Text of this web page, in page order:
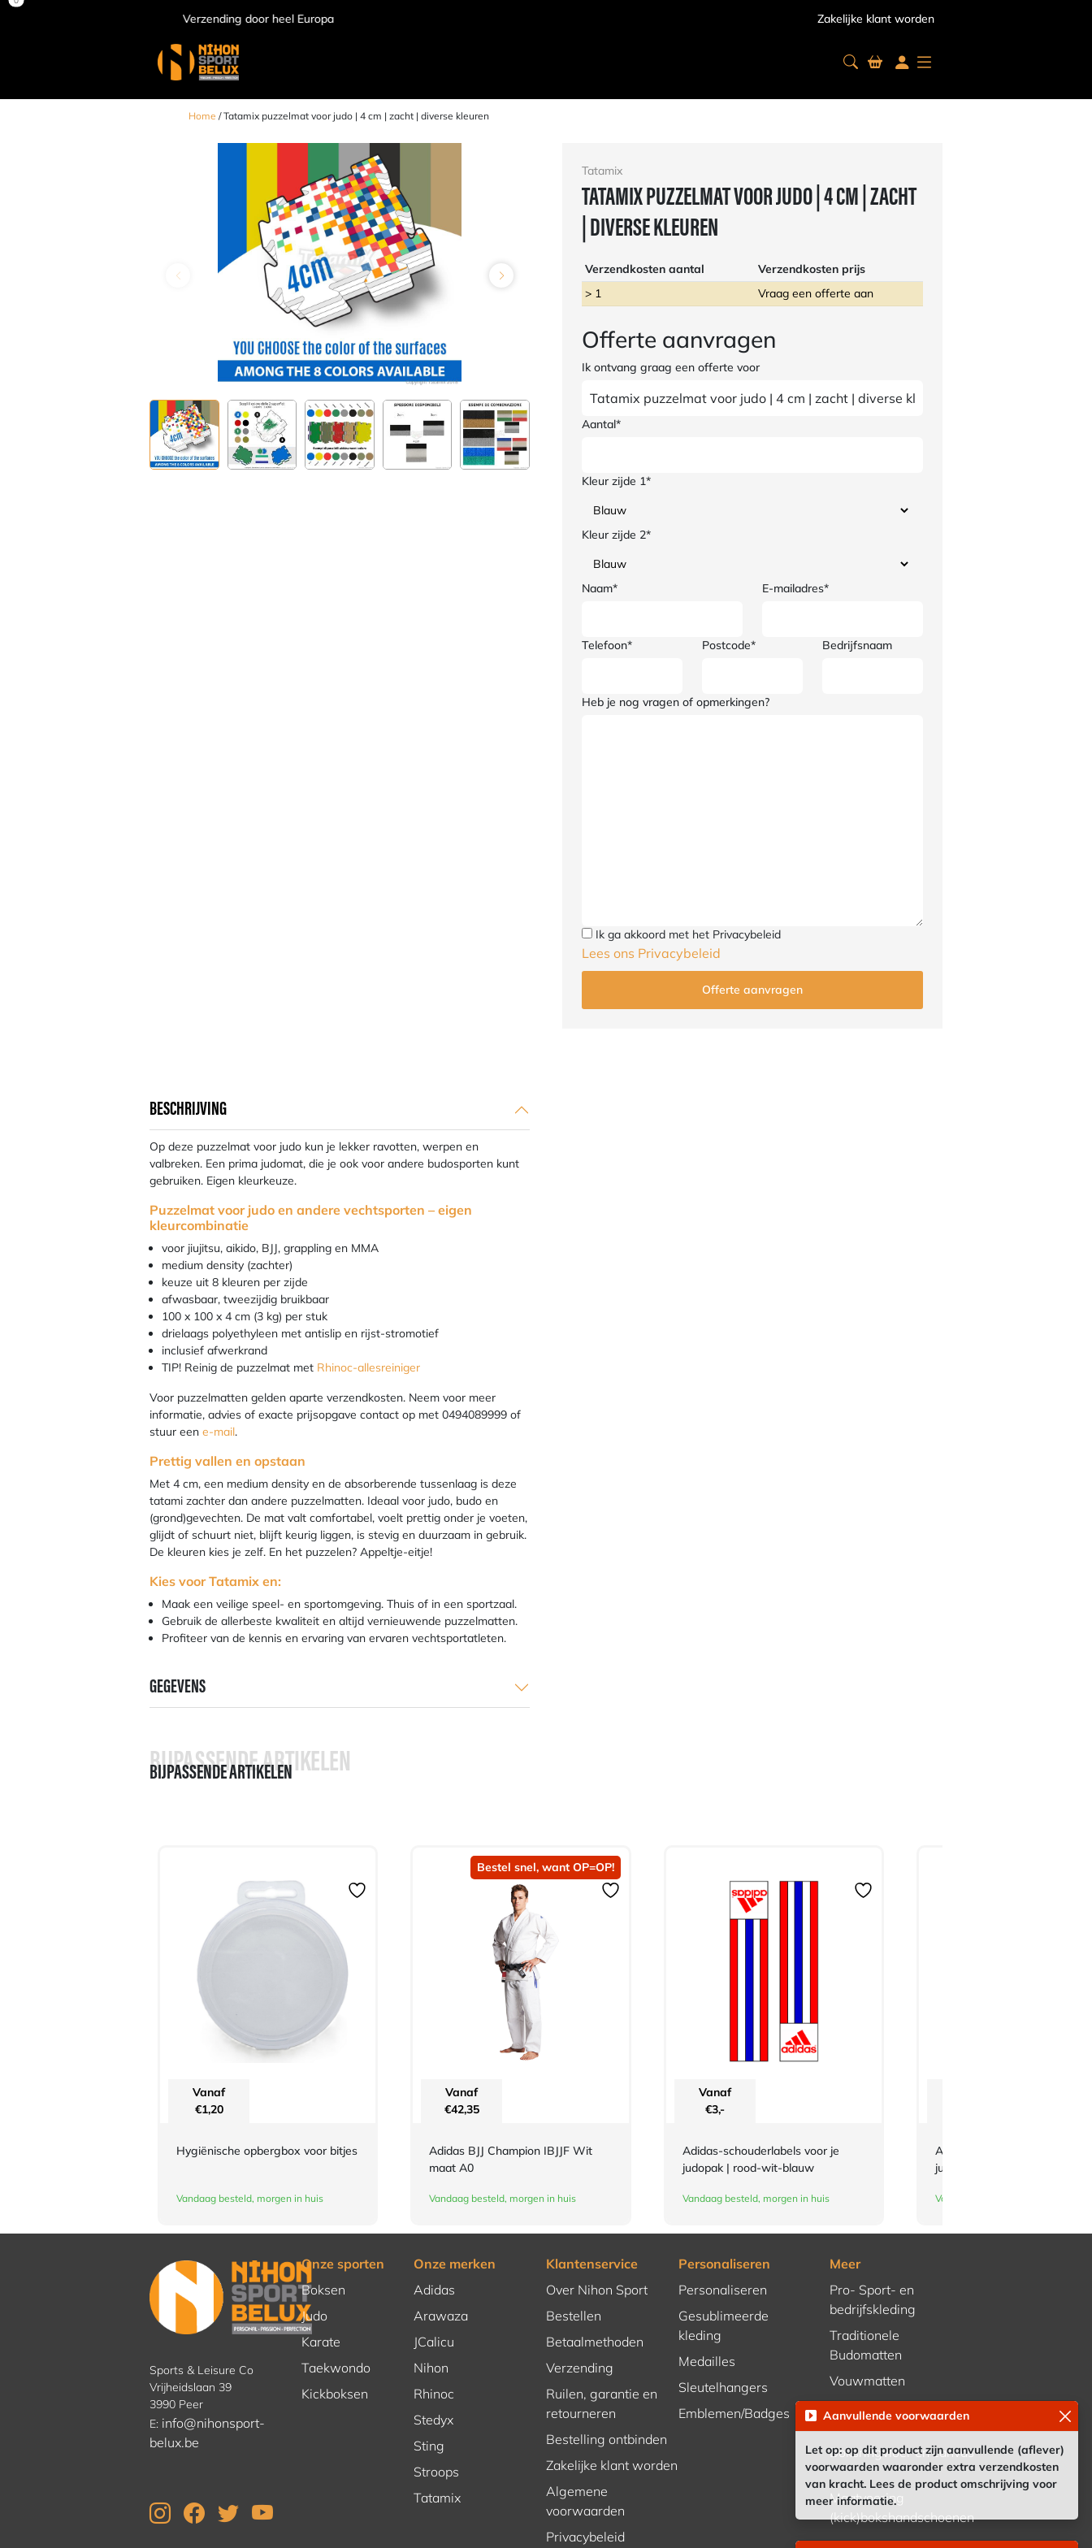
Verzending door heel Europa Zakelijke klant worden
Home / Tatamix puzzelmat voor judo | 4 cm | zacht | diverse kleuren
Tatamix
TATAMIX PUZZELMAT VOOR JUDO | 4 CM | ZACHT
| DIVERSE KLEUREN
Aanvullende voorwaarden
Let op: op dit product zijn aanvullende (aflever)
voorwaarden waaronder extra verzendkosten
van kracht. Lees de product omschrijving voor
meer informatie.
Verzendkosten aantal
Verzendkosten prijs
> 1
Vraag een offerte aan
Offerte aanvragen
Ik ontvang graag een offerte voor
Aantal*
Kleur zijde 1*
Kleur zijde 2*
Naam* E-mailadres*
Telefoon* Postcode* Bedrijfsnaam
Heb je nog vragen of opmerkingen?
Ik ga akkoord met het Privacybeleid
Lees ons Privacybeleid
BESCHRIJVING
Op deze puzzelmat voor judo kun je lekker ravotten, werpen en
valbreken. Een prima judomat, die je ook voor andere budosporten kunt
gebruiken. Eigen kleurkeuze.
Puzzelmat voor judo en andere vechtsporten – eigen
kleurcombinatie
voor jiujitsu, aikido, BJJ, grappling en MMA
medium density (zachter)
keuze uit 8 kleuren per zijde
afwasbaar, tweezijdig bruikbaar
100 x 100 x 4 cm (3 kg) per stuk
drielaags polyethyleen met antislip en rijst-stromotief
inclusief afwerkrand
TIP! Reinig de puzzelmat met Rhinoc-allesreiniger
Voor puzzelmatten gelden aparte verzendkosten. Neem voor meer
informatie, advies of exacte prijsopgave contact op met 0494089999 of
stuur een e-mail.
Prettig vallen en opstaan
Met 4 cm, een medium density en de absorberende tussenlaag is deze
tatami zachter dan andere puzzelmatten. Ideaal voor judo, budo en
(grond)gevechten. De mat valt comfortabel, voelt prettig onder je voeten,
glijdt of schuurt niet, blijft keurig liggen, is stevig en duurzaam in gebruik.
De kleuren kies je zelf. En het puzzelen? Appeltje-eitje!
Kies voor Tatamix en:
Maak een veilige speel- en sportomgeving. Thuis of in een sportzaal.
Gebruik de allerbeste kwaliteit en altijd vernieuwende puzzelmatten.
Profiteer van de kennis en ervaring van ervaren vechtsportatleten.
GEGEVENS
BIJPASSENDE ARTIKELEN
BIJPASSENDE ARTIKELEN
Vanaf
€1,20
Hygiënische opbergbox voor bitjes
Vandaag besteld, morgen in huis
Bestel snel, want OP=OP!
Vanaf
€42,35
Adidas BJJ Champion IBJJF Wit
maat A0
Vandaag besteld, morgen in huis
Vanaf
€3,-
Adidas-schouderlabels voor je
judopak | rood-wit-blauw
Vandaag besteld, morgen in huis
Adidas-schouderlabels voor je
judopak | wit
Vandaag besteld, morgen in huis
Sports & Leisure Co
Vrijheidslaan 39
3990 Peer
E: info@nihonsport-
belux.be
Onze sporten
Boksen
Judo
Karate
Taekwondo
Kickboksen
Onze merken
Adidas
Arawaza
JCalicu
Nihon
Rhinoc
Stedyx
Sting
Stroops
Tatamix
Klantenservice
Over Nihon Sport
Bestellen
Betaalmethoden
Verzending
Ruilen, garantie en
retourneren
Bestelling ontbinden
Zakelijke klant worden
Algemene
voorwaarden
Privacybeleid
Personaliseren
Personaliseren
Gesublimeerde
kleding
Medailles
Sleutelhangers
Emblemen/Badges
Meer
Pro- Sport- en
bedrijfskleding
Traditionele
Budomatten
Vouwmatten
Crossfitrek – bokszakrek
Boksringvloer en canvas
Maatvoering
(kick)bokshandschoenen